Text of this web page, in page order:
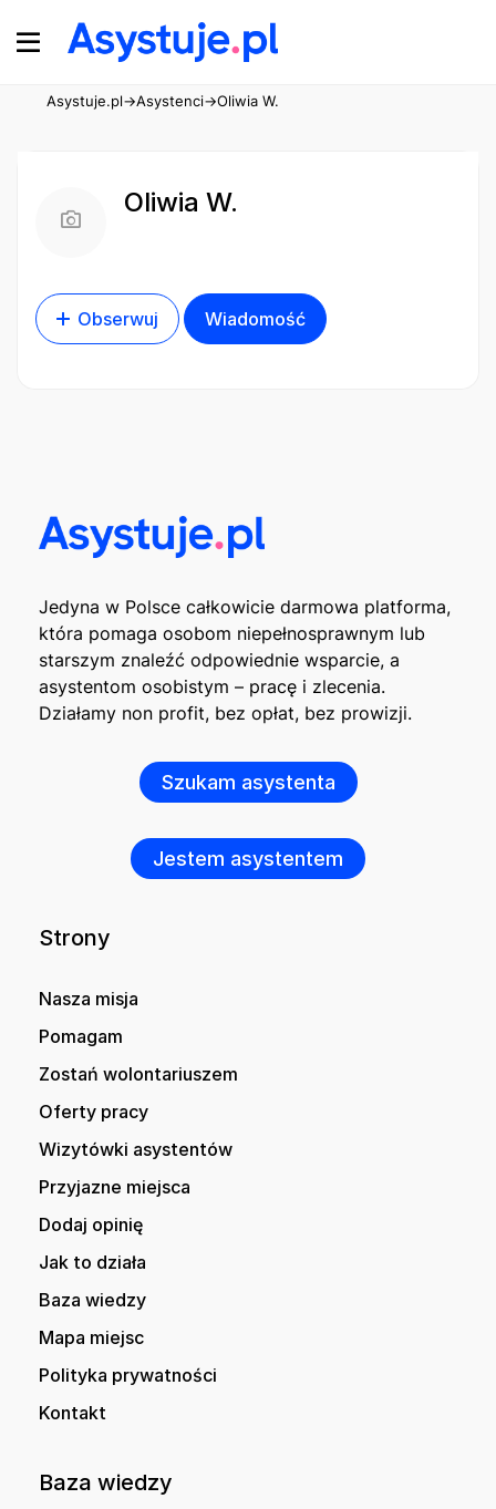
Asystuje.pl→Asystenci→Oliwia W.
Oliwia W.
Obserwuj Wiadomość
Jedyna w Polsce całkowicie darmowa platforma,
która pomaga osobom niepełnosprawnym lub
starszym znaleźć odpowiednie wsparcie, a
asystentom osobistym – pracę i zlecenia.
Działamy non profit, bez opłat, bez prowizji.
Szukam asystenta
Jestem asystentem
Strony
Nasza misja
Pomagam
Zostań wolontariuszem
Oferty pracy
Wizytówki asystentów
Przyjazne miejsca
Dodaj opinię
Jak to działa
Baza wiedzy
Mapa miejsc
Polityka prywatności
Kontakt
Baza wiedzy